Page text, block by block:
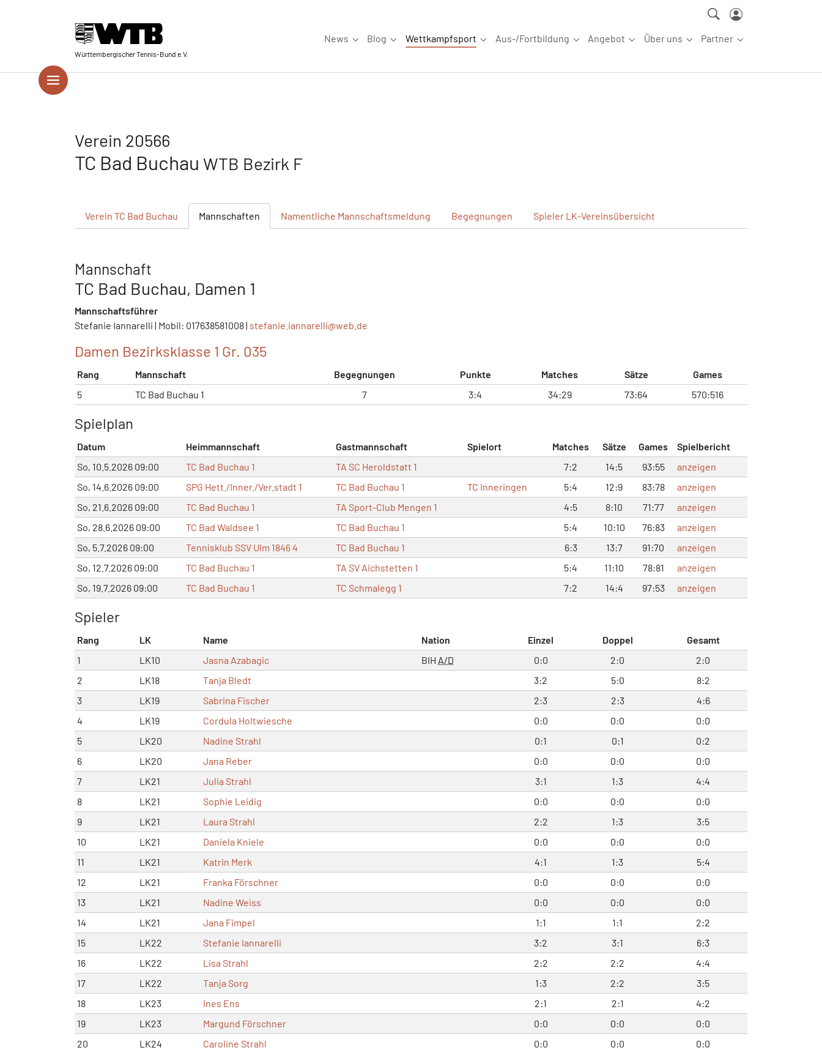
Württembergischer Tennis-Bund e.V.
News
Submenu for "News"
Blog
Submenu for "Blog"
Wettkampfsport
Submenu for "Wettkampfsport"
Aus-/Fortbildung
Submenu for "Aus-/Fortbildung"
Angebot
Submenu for "Angebot"
Über uns
Submenu for "Über uns"
Partner
Submenu for
Verein 20566
TC Bad Buchau WTB Bezirk F
Verein TC Bad Buchau Mannschaften Namentliche Mannschaftsmeldung Begegnungen Spieler LK-Vereinsübersicht
Mannschaft
TC Bad Buchau, Damen 1
Mannschaftsführer
Stefanie Iannarelli | Mobil: 017638581008 | stefanie.iannarelli@web.de
Damen Bezirksklasse 1 Gr. 035
Rang Mannschaft Begegnungen Punkte Matches Sätze
Games
5
TC Bad Buchau 1 7 3:4 34:29 73:64 570:516
Spielplan
Datum Heimmannschaft Gastmannschaft Spielort Matches Sätze Games
Spielbericht
So, 10.5.2026 09:00
TC Bad Buchau 1 TA SC Heroldstatt 1 7:2 14:5 93:55
anzeigen
So, 14.6.2026 09:00
SPG Hett./Inner./Ver.stadt 1 TC Bad Buchau 1 TC Inneringen 5:4 12:9 83:78
anzeigen
So, 21.6.2026 09:00
TC Bad Buchau 1 TA Sport-Club Mengen 1 4:5 8:10 71:77
anzeigen
So, 28.6.2026 09:00
TC Bad Waldsee 1 TC Bad Buchau 1 5:4 10:10 76:83
anzeigen
So, 5.7.2026 09:00
Tennisklub SSV Ulm 1846 4 TC Bad Buchau 1 6:3 13:7 91:70
anzeigen
So, 12.7.2026 09:00
TC Bad Buchau 1 TA SV Aichstetten 1 5:4 11:10 78:81
anzeigen
So, 19.7.2026 09:00
TC Bad Buchau 1 TC Schmalegg 1 7:2 14:4 97:53 anzeigen
Spieler
Rang LK Name Nation Einzel Doppel
Gesamt
1
LK10 Jasna Azabagic BIH A/D 0:0 2:0
2:0
2
LK18 Tanja Bledt 3:2 5:0
8:2
3
LK19 Sabrina Fischer 2:3 2:3
4:6
4
LK19 Cordula Holtwiesche 0:0 0:0
0:0
5
LK20 Nadine Strahl 0:1 0:1
0:2
6
LK20 Jana Reber 0:0 0:0
0:0
7
LK21 Julia Strahl 3:1 1:3
4:4
8
LK21 Sophie Leidig 0:0 0:0
0:0
9
LK21 Laura Strahl 2:2 1:3
3:5
10
LK21 Daniela Kniele 0:0 0:0
0:0
11
LK21 Katrin Merk 4:1 1:3
5:4
12
LK21 Franka Förschner 0:0 0:0
0:0
13
LK21 Nadine Weiss 0:0 0:0
0:0
14
LK21 Jana Fimpel 1:1 1:1
2:2
15
LK22 Stefanie Iannarelli 3:2 3:1
6:3
16
LK22 Lisa Strahl 2:2 2:2
4:4
17
LK22 Tanja Sorg 1:3 2:2
3:5
18
LK23 Ines Ens 2:1 2:1
4:2
19
LK23 Margund Förschner 0:0 0:0
0:0
20
LK24 Caroline Strahl 0:0 0:0
0:0